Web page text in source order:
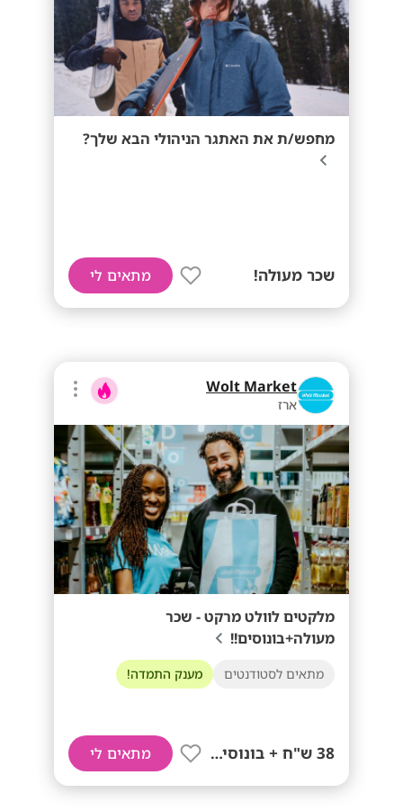
מחפש/ת את האתגר הניהולי הבא שלך?
שכר מעולה! מתאים לי
Wolt Market
ארז
מלקטים לוולט מרקט - שכר
מעולה+בונוסים!!
מתאים לסטודנטים מענק התמדה!
38 ש"ח + בונוסים!! מתאים לי